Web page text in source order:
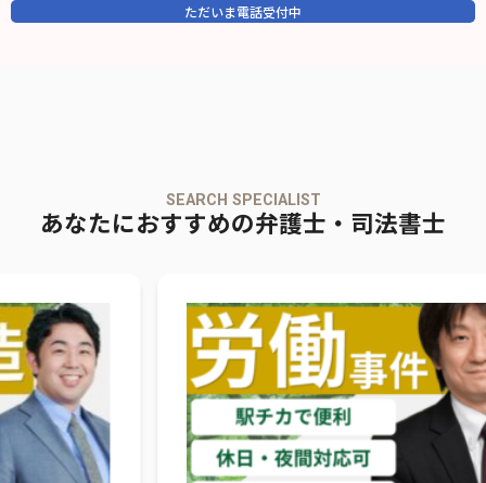
ただいま電話受付中
SEARCH SPECIALIST
あなたにおすすめの弁護士・司法書士